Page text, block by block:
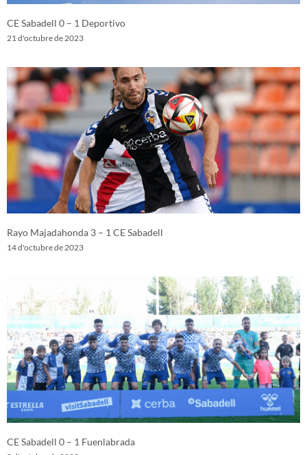
CE Sabadell 0 – 1 Deportivo
21 d'octubre de 2023
Rayo Majadahonda 3 – 1 CE Sabadell
14 d'octubre de 2023
CE Sabadell 0 – 1 Fuenlabrada